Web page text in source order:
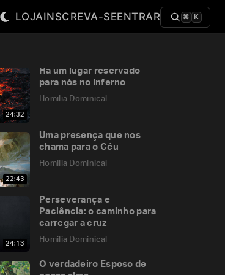
LOJAINSCREVA-SEENTRAR ⌘ K
24:32
Há um lugar reservado
para nós no Inferno
Homilia Dominical
22:43
Uma presença que nos
chama para o Céu
Homilia Dominical
24:13
Perseverança e
Paciência: o caminho para
carregar a cruz
Homilia Dominical
O verdadeiro Esposo de